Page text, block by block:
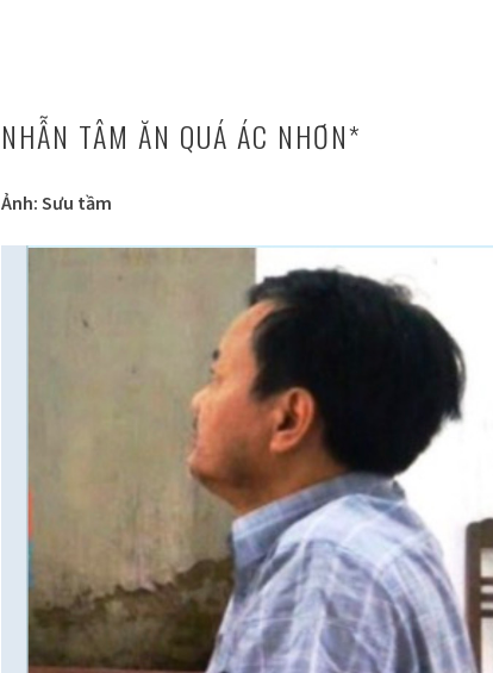
NHẪN TÂM ĂN QUÁ ÁC NHƠN*
Ảnh: Sưu tầm